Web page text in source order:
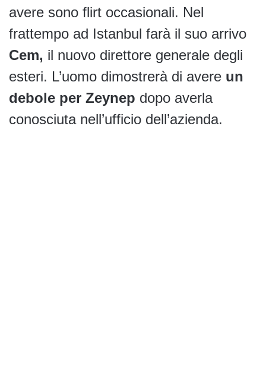
avere sono flirt occasionali. Nel
frattempo ad Istanbul farà il suo arrivo
Cem, il nuovo direttore generale degli
esteri. L’uomo dimostrerà di avere un
debole per Zeynep dopo averla
conosciuta nell’ufficio dell’azienda.